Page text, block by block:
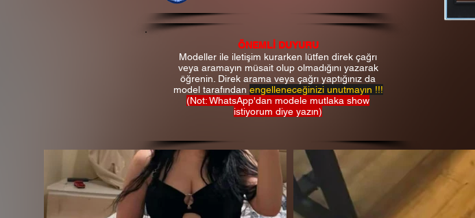
ÖNEMLİ DUYURU
Modeller ile iletişim kurarken lütfen direk çağrı
veya aramayın müsait olup olmadığını yazarak
öğrenin. Direk arama veya çağrı yaptığınız da
model tarafından engelleneceğinizi unutmayın !!!
(Not: WhatsApp'dan modele mutlaka show
istiyorum diye yazın)